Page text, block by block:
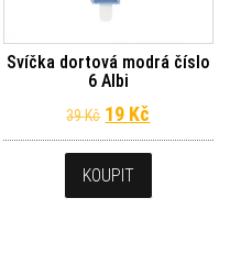
39 Kč.
je: 19 Kč.
Svíčka dortová modrá číslo
6 Albi
39Kč Původní cena
19 Kč
KOUPIT